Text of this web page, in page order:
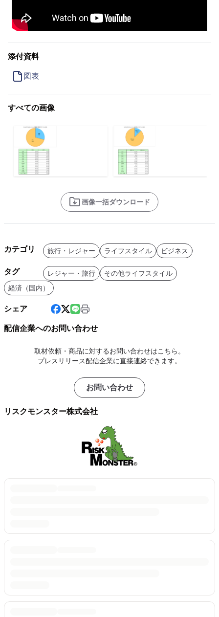
添付資料
図表
すべての画像
画像一括ダウンロード
カテゴリ 旅行・レジャー ライフスタイル ビジネス
タグ レジャー・旅行
その他ライフスタイル
経済（国内）
シェア
配信企業へのお問い合わせ
取材依頼・商品に対するお問い合わせはこちら。
プレスリリース配信企業に直接連絡できます。
お問い合わせ
リスクモンスター株式会社